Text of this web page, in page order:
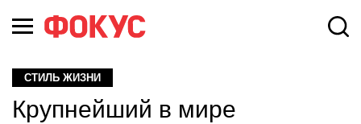
СТИЛЬ ЖИЗНИ
Крупнейший в мире